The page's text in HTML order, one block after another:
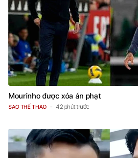
Mourinho được xóa án phạt
SAO THỂ THAO 42 phút trước